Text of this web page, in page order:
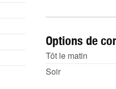
Options de
Tôt le matin
Soir